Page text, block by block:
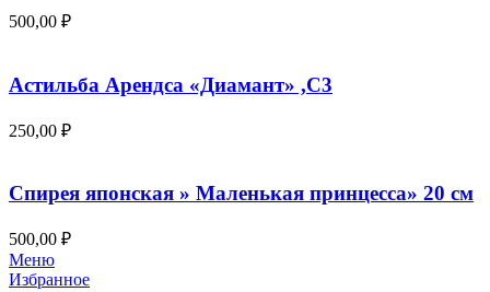
500,00 ₽
Астильба Арендса «Диамант» ,С3
250,00 ₽
Спирея японская » Маленькая принцесса» 20 см
500,00 ₽
Меню
Избранное